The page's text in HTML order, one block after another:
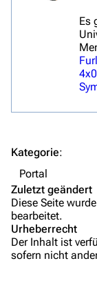
Es
Kategorie:
Portal
Zuletzt geändert
Diese Seite
bearbeitet.
Urheberrecht
Der Inhalt ist
sofern nicht